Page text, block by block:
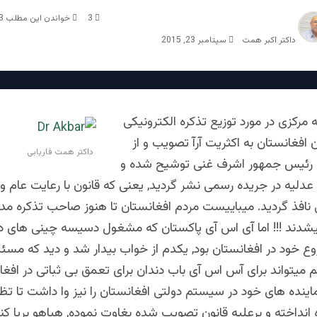
داکتر اکبر همت سپتامبر 23, 2015
3 خواندن این مطلب 3 دقیقه زمان میبرد
داکتر همت فاریابی
مرکزی در مورد توزیع تذکره الکترونیکی
افغانستان به اکثریت آرآ تصویب و از
جمهور اشرف غنی توشیح شده و
در جریده رسمی نشر گردید, یعنی که قانون با رعایت عام
گردید. میباییست مردم افغانستان تا هنوز صاحب تذکره
!!! اما آی اس آی پاکستان که مشغول دسیسه چینی های
خود در افغانستان بود, یکدم از خواب بیدار شد و دید که
میتواند برای آس اس آی باب دندان برای تعمق بی ثباتی در
های خود در سیستم دولتی افغانستان را نیز وا داشت تا